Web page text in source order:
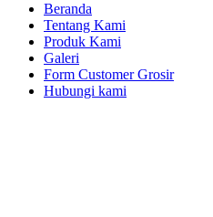
Beranda
Tentang Kami
Produk Kami
Galeri
Form Customer Grosir
Hubungi kami